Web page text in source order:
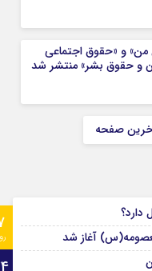
و «حقوق اجتماعی
و حقوق بشر» منتشر شد
صفحه
دارد؟
آغاز شد